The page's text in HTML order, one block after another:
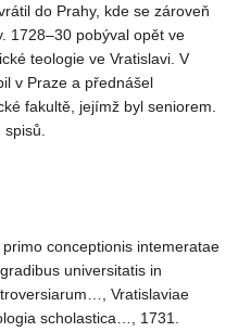
do Prahy, kde se zároveň
1728–30 pobýval opět ve
teologie ve Vratislavi. V
v Praze a přednášel
fakultě, jejímž byl seniorem.
conceptionis intemeratae
universitatis in
Vratislaviae
scholastica…, 1731.